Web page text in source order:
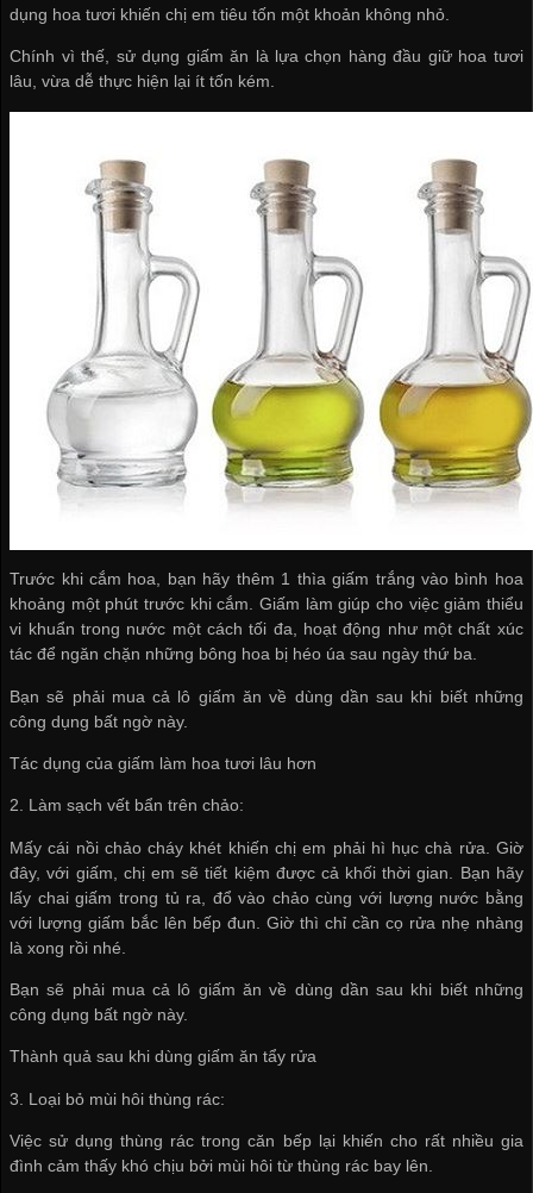
dụng hoa tươi khiến chị em tiêu tốn một khoản không nhỏ.
Chính vì thế, sử dụng giấm ăn là lựa chọn hàng đầu giữ hoa tươi
lâu, vừa dễ thực hiện lại ít tốn kém.
Trước khi cắm hoa, bạn hãy thêm 1 thìa giấm trắng vào bình hoa
khoảng một phút trước khi cắm. Giấm làm giúp cho việc giảm thiểu
vi khuẩn trong nước một cách tối đa, hoạt động như một chất xúc
tác để ngăn chặn những bông hoa bị héo úa sau ngày thứ ba.
Bạn sẽ phải mua cả lô giấm ăn về dùng dần sau khi biết những
công dụng bất ngờ này.
Tác dụng của giấm làm hoa tươi lâu hơn
2. Làm sạch vết bẩn trên chảo:
Mấy cái nồi chảo cháy khét khiến chị em phải hì hục chà rửa. Giờ
đây, với giấm, chị em sẽ tiết kiệm được cả khối thời gian. Bạn hãy
lấy chai giấm trong tủ ra, đổ vào chảo cùng với lượng nước bằng
với lượng giấm bắc lên bếp đun. Giờ thì chỉ cần cọ rửa nhẹ nhàng
là xong rồi nhé.
Bạn sẽ phải mua cả lô giấm ăn về dùng dần sau khi biết những
công dụng bất ngờ này.
Thành quả sau khi dùng giấm ăn tẩy rửa
3. Loại bỏ mùi hôi thùng rác:
Việc sử dụng thùng rác trong căn bếp lại khiến cho rất nhiều gia
đình cảm thấy khó chịu bởi mùi hôi từ thùng rác bay lên.